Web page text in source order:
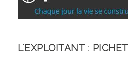
L'EXPLOITANT : PICHET